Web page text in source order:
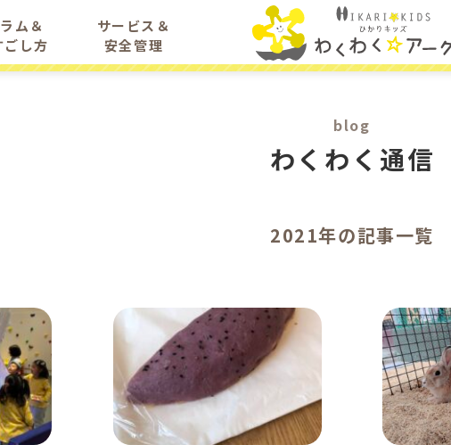
ム＆
し方
サービス＆
安全管理
blog
わくわく通信
2021年の記事一覧